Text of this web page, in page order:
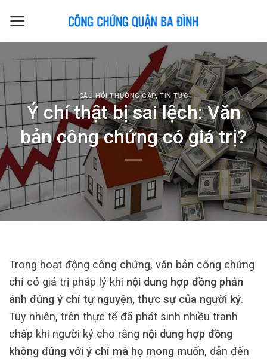
CÂU HỎI THƯỜNG GẶP,TIN TỨC
Ý chí thật bị sai lệch: Văn
bản công chứng có giá trị?
Trong hoạt động công chứng, văn bản công chứng
chỉ có giá trị pháp lý khi nội dung hợp đồng phản
ánh đúng ý chí tự nguyện, thực sự của người ký.
Tuy nhiên, trên thực tế đã phát sinh nhiều tranh
chấp khi người ký cho rằng nội dung hợp đồng
không đúng với ý chí mà họ mong muốn, dẫn đến